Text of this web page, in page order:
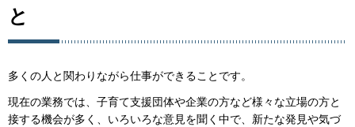
と
多くの人と関わりながら仕事ができることです。
現在の業務では、子育て支援団体や企業の方など様々な立場の方と
接する機会が多く、いろいろな意見を聞く中で、新たな発見や気づ